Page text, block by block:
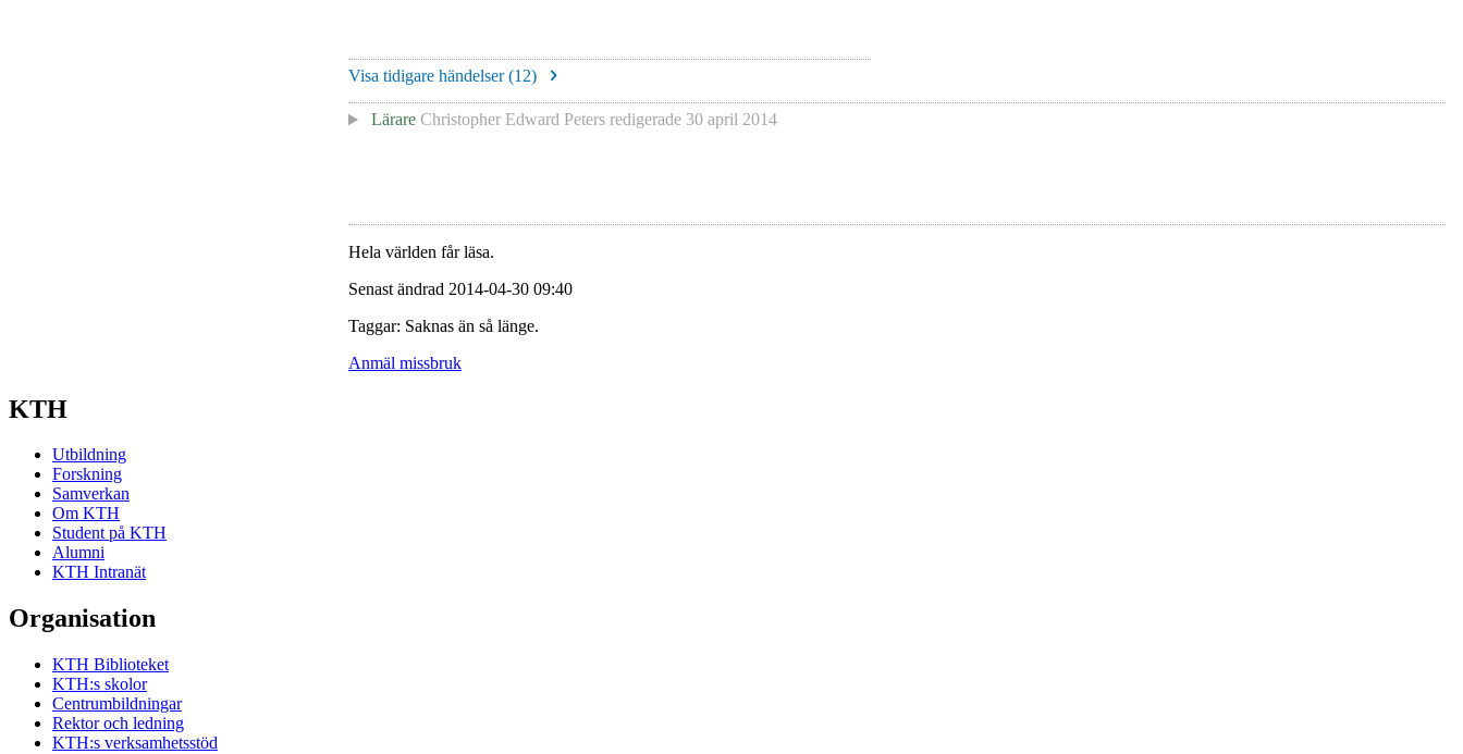
Visa tidigare händelser (12)
Lärare Christopher Edward Petersredigerade 30 april 2014
Hela världen får läsa.
Senast ändrad 2014-04-30 09:40
Taggar: Saknas än så länge.
Anmäl missbruk
KTH
Utbildning
Forskning
Samverkan
Om KTH
Student på KTH
Alumni
KTH Intranät
Organisation
KTH Biblioteket
KTH:s skolor
Centrumbildningar
Rektor och ledning
KTH:s verksamhetsstöd